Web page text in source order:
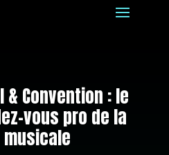
& Convention : le
vous pro de la